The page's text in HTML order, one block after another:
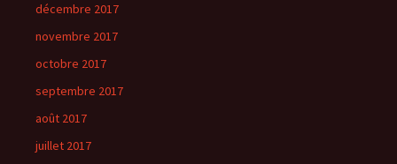
décembre 2017
novembre 2017
octobre 2017
septembre 2017
août 2017
juillet 2017